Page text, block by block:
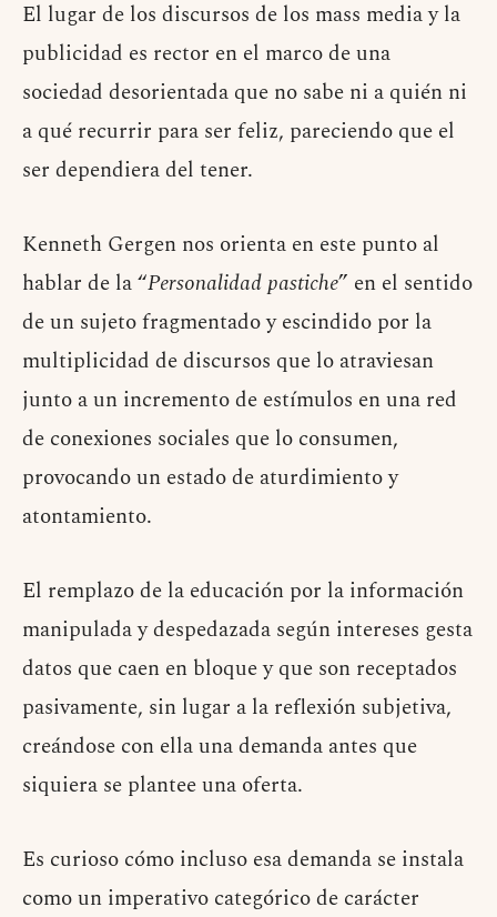
El lugar de los discursos de los mass media y la
publicidad es rector en el marco de una
sociedad desorientada que no sabe ni a quién ni
a qué recurrir para ser feliz, pareciendo que el
ser dependiera del tener.
Kenneth Gergen nos orienta en este punto al
hablar de la “Personalidad pastiche” en el sentido
de un sujeto fragmentado y escindido por la
multiplicidad de discursos que lo atraviesan
junto a un incremento de estímulos en una red
de conexiones sociales que lo consumen,
provocando un estado de aturdimiento y
atontamiento.
El remplazo de la educación por la información
manipulada y despedazada según intereses gesta
datos que caen en bloque y que son receptados
pasivamente, sin lugar a la reflexión subjetiva,
creándose con ella una demanda antes que
siquiera se plantee una oferta.
Es curioso cómo incluso esa demanda se instala
como un imperativo categórico de carácter